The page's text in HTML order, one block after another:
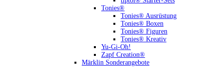
Tonies®
Tonies® Ausrüstung
Tonies® Boxen
Tonies® Figuren
Tonies® Kreativ
Yu-Gi-Oh!
Zapf Creation®
Märklin Sonderangebote